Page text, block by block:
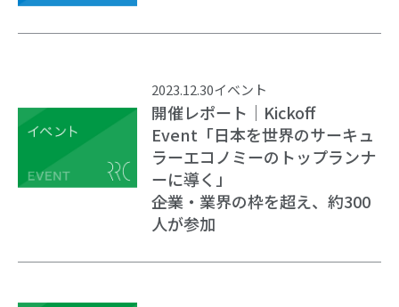
2023.12.30イベント
開催レポート｜Kickoff
Event「⽇本を世界のサーキュ
ラーエコノミーのトップランナ
ーに導く」
――企業・業界の枠を超え、約300
⼈が参加